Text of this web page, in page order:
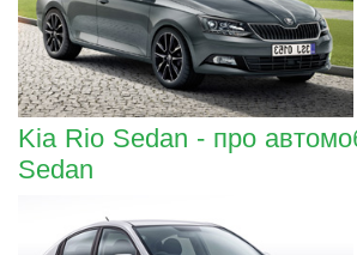
Kia Rio Sedan - про
Sedan